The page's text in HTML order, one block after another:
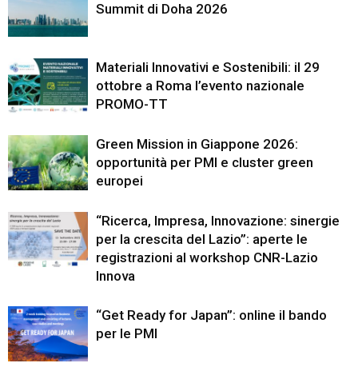
Summit di Doha 2026
Materiali Innovativi e Sostenibili: il 29
ottobre a Roma l’evento nazionale
PROMO-TT
Green Mission in Giappone 2026:
opportunità per PMI e cluster green
europei
“Ricerca, Impresa, Innovazione: sinergie
per la crescita del Lazio”: aperte le
registrazioni al workshop CNR-Lazio
Innova
“Get Ready for Japan”: online il bando
per le PMI